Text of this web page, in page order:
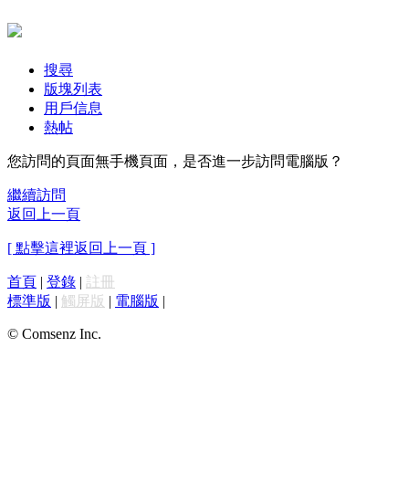
搜尋
版塊列表
用戶信息
熱帖
您訪問的頁面無手機頁面，是否進一步訪問電腦版？
繼續訪問
返回上一頁
[ 點擊這裡返回上一頁 ]
首頁 | 登錄 | 註冊
標準版 | 觸屏版 | 電腦版 |
© Comsenz Inc.